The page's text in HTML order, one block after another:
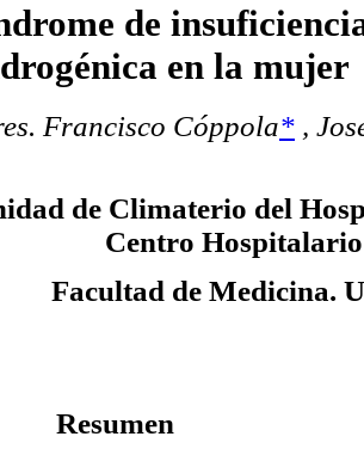
de
en la mujer
Francisco Cóppola* ,
de Climaterio del
Centro
Facultad de Medicina.
Resumen